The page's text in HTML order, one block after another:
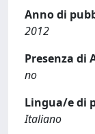
Anno di
2012
Presenza di
no
Lingua/e di
Italiano